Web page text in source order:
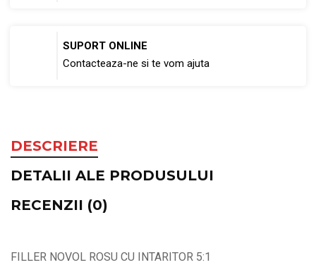
SUPORT ONLINE
Contacteaza-ne si te vom ajuta
DESCRIERE
DETALII ALE PRODUSULUI
RECENZII (0)
FILLER NOVOL ROSU CU INTARITOR 5:1